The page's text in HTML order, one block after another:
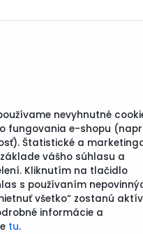
nevyhnutné
fungovania e-shopu
Štatistické a
vášho súhlasu a
Kliknutím na tlačidlo
s používaním
všetko“ zostanú
informácie a
tu.